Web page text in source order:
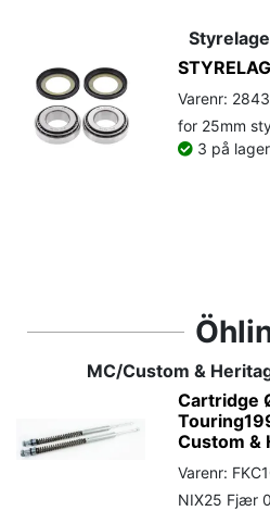
Varenr:
for 25mm
3 på
MC/Custom &
Cartridge
Custom &
Varenr:
NIX25 Fjær